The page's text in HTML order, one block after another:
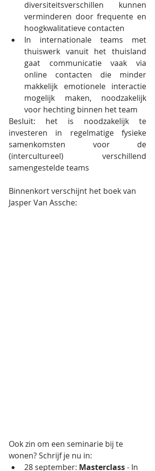
diversiteitsverschillen kunnen
verminderen door frequente en
hoogkwalitatieve contacten
In internationale teams met
thuiswerk vanuit het thuisland
gaat communicatie vaak via
online contacten die minder
makkelijk emotionele interactie
mogelijk maken, noodzakelijk
voor hechting binnen het team
Besluit: het is noodzakelijk te
investeren in regelmatige fysieke
samenkomsten voor de
(intercultureel) verschillend
samengestelde teams
Binnenkort verschijnt het boek van
Jasper Van Assche:
Ook zin om een seminarie bij te
wonen? Schrijf je nu in:
28 september: Masterclass - In